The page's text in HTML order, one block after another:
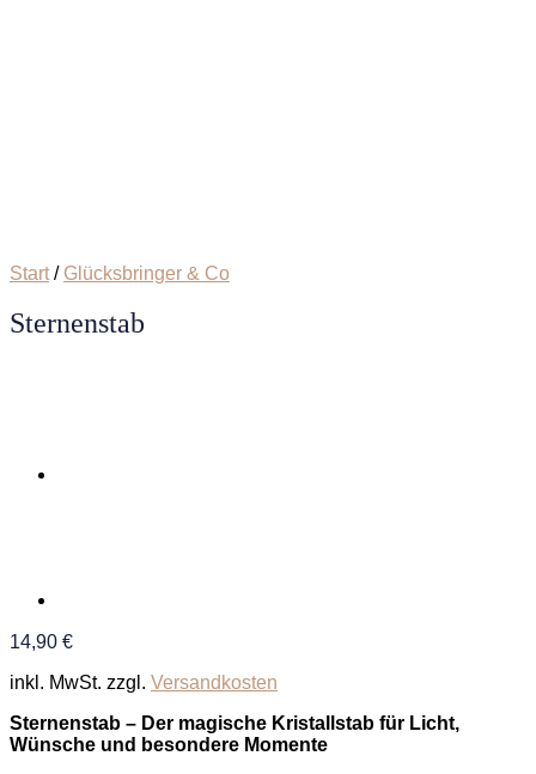
Start / Glücksbringer & Co
Sternenstab
14,90 €
inkl. MwSt. zzgl. Versandkosten
Sternenstab – Der magische Kristallstab für Licht,
Wünsche und besondere Momente